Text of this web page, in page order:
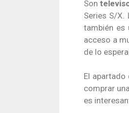
Son
Series S/X.
también es
acceso a
de lo
El
comprar
es